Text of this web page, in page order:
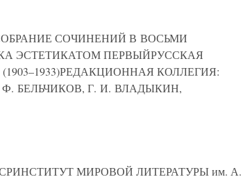
СОЧИНЕНИЙ В ВОСЬМИ
ЭСТЕТИКАТОМ ПЕРВЫЙРУССКАЯ
КОЛЛЕГИЯ:
Ф. БЕЛЬЧИКОВ, Г. И. ВЛАДЫКИН,
МИРОВОЙ ЛИТЕРАТУРЫ им. А.